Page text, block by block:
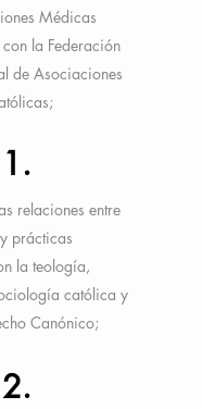
Médicas
la Federación
de Asociaciones
1.
relaciones entre
prácticas
la teología,
católica y
Canónico;
2.